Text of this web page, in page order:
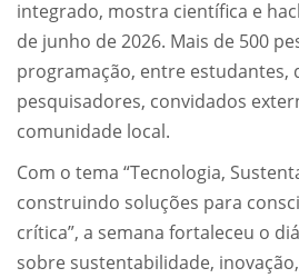
integrado, mostra científica e
de junho de 2026. Mais de 500
programação, entre estudantes,
pesquisadores, convidados
comunidade local.
Com o tema “Tecnologia,
construindo soluções para
crítica”, a semana fortaleceu o
sobre sustentabilidade,